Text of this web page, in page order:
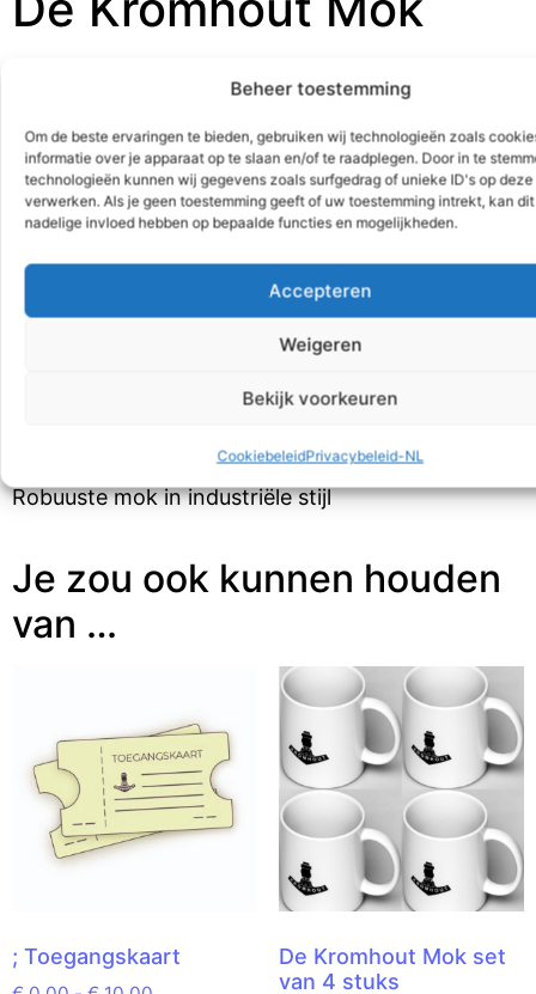
Beheer toestemming
Om de beste ervaringen te bieden, gebruiken wij technologieën zoals
informatie over je apparaat op te slaan en/of te raadplegen. Door in te
technologieën kunnen wij gegevens zoals surfgedrag of unieke ID's op deze
verwerken. Als je geen toestemming geeft of uw toestemming intrekt, kan
nadelige invloed hebben op bepaalde functies en mogelijkheden.
Accepteren
Weigeren
Bekijk voorkeuren
CookiebeleidPrivacybeleid-NL
Toevoegen aan winkelwagen
SKU:1010 Categorieën:Geschenken,Souvenirs
Aanvullende informatie
Beschrijving
Robuuste mok in industriële stijl
Je zou ook kunnen houden
van …
; Toegangskaart
De Kromhout Mok set
van 4 stuks